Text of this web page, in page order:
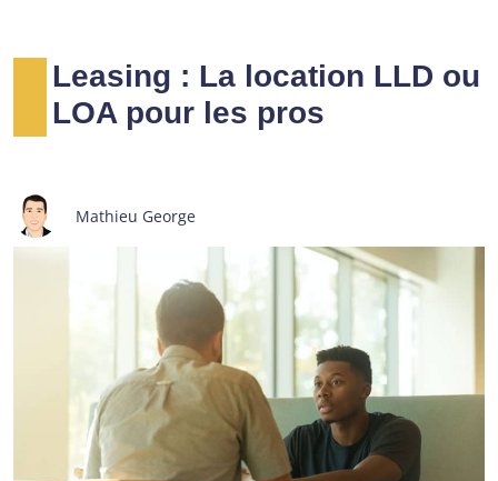
Leasing : La location LLD ou
LOA pour les pros
Mathieu George